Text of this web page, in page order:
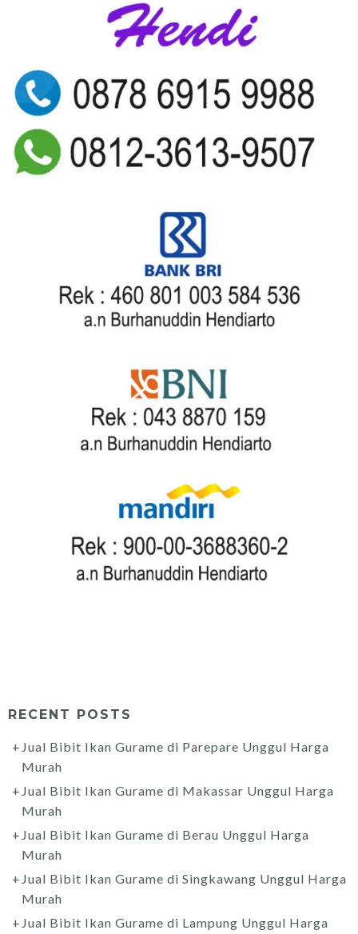
RECENT POSTS
Jual Bibit Ikan Gurame di Parepare Unggul Harga
Murah
Jual Bibit Ikan Gurame di Makassar Unggul Harga
Murah
Jual Bibit Ikan Gurame di Berau Unggul Harga
Murah
Jual Bibit Ikan Gurame di Singkawang Unggul Harga
Murah
Jual Bibit Ikan Gurame di Lampung Unggul Harga